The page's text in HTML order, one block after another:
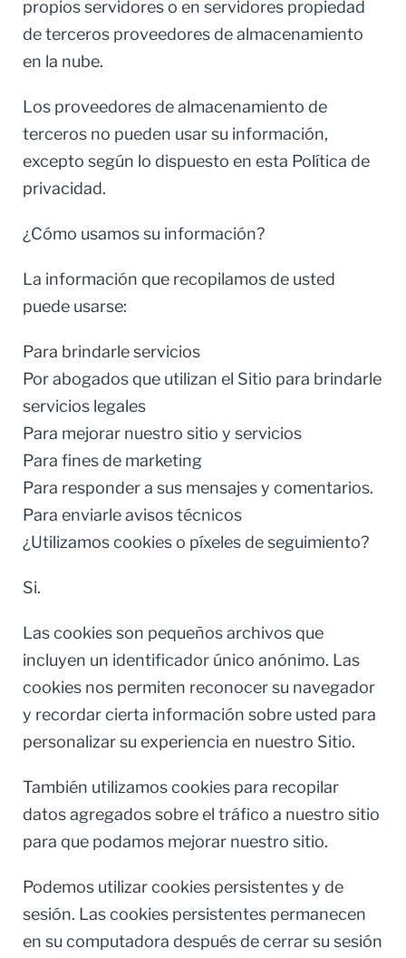
propios servidores o en servidores propiedad
de terceros proveedores de almacenamiento
en la nube.
Los proveedores de almacenamiento de
terceros no pueden usar su información,
excepto según lo dispuesto en esta Política de
privacidad.
¿Cómo usamos su información?
La información que recopilamos de usted
puede usarse:
Para brindarle servicios
Por abogados que utilizan el Sitio para brindarle
servicios legales
Para mejorar nuestro sitio y servicios
Para fines de marketing
Para responder a sus mensajes y comentarios.
Para enviarle avisos técnicos
¿Utilizamos cookies o píxeles de seguimiento?
Si.
Las cookies son pequeños archivos que
incluyen un identificador único anónimo. Las
cookies nos permiten reconocer su navegador
y recordar cierta información sobre usted para
personalizar su experiencia en nuestro Sitio.
También utilizamos cookies para recopilar
datos agregados sobre el tráfico a nuestro sitio
para que podamos mejorar nuestro sitio.
Podemos utilizar cookies persistentes y de
sesión. Las cookies persistentes permanecen
en su computadora después de cerrar su sesión